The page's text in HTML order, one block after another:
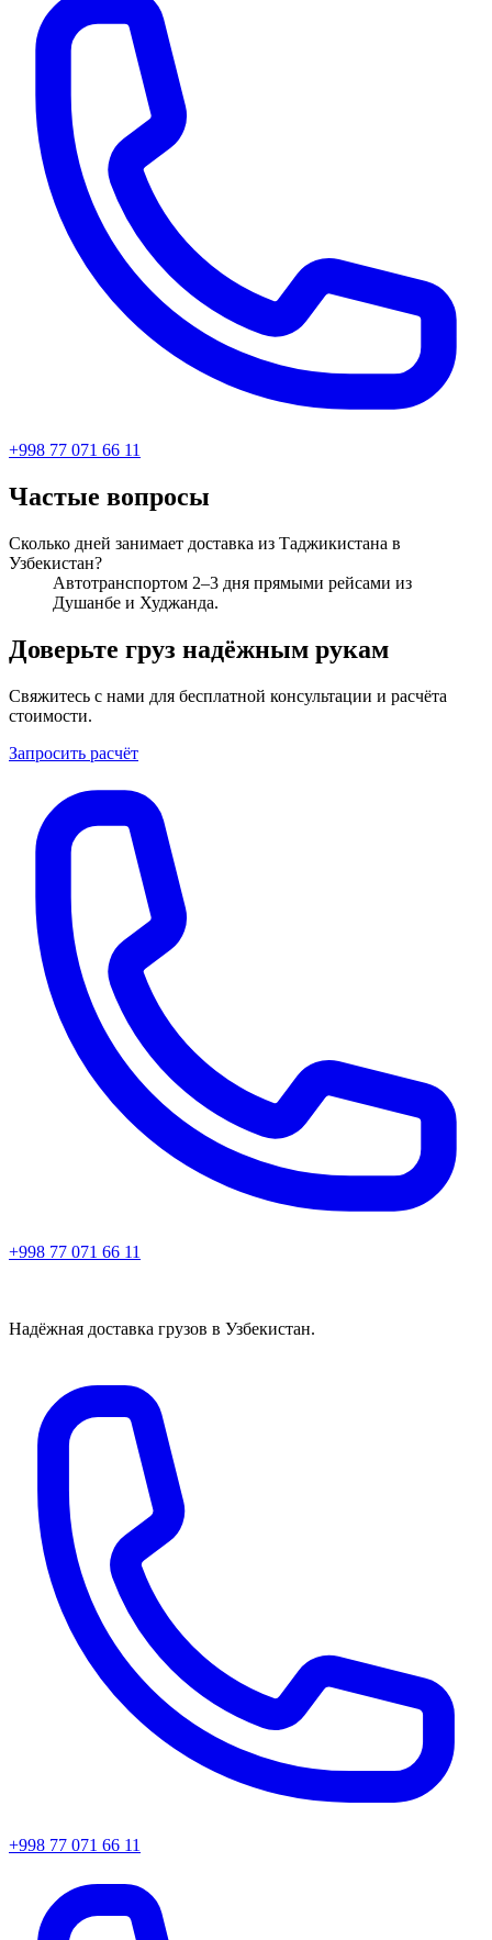
+998 77 071 66 11
Частые вопросы
Сколько дней занимает доставка из Таджикистана в
Узбекистан?
Автотранспортом 2–3 дня прямыми рейсами из
Душанбе и Худжанда.
Доверьте груз надёжным рукам
Свяжитесь с нами для бесплатной консультации и расчёта
стоимости.
Запросить расчёт
+998 77 071 66 11
Надёжная доставка грузов в Узбекистан.
+998 77 071 66 11